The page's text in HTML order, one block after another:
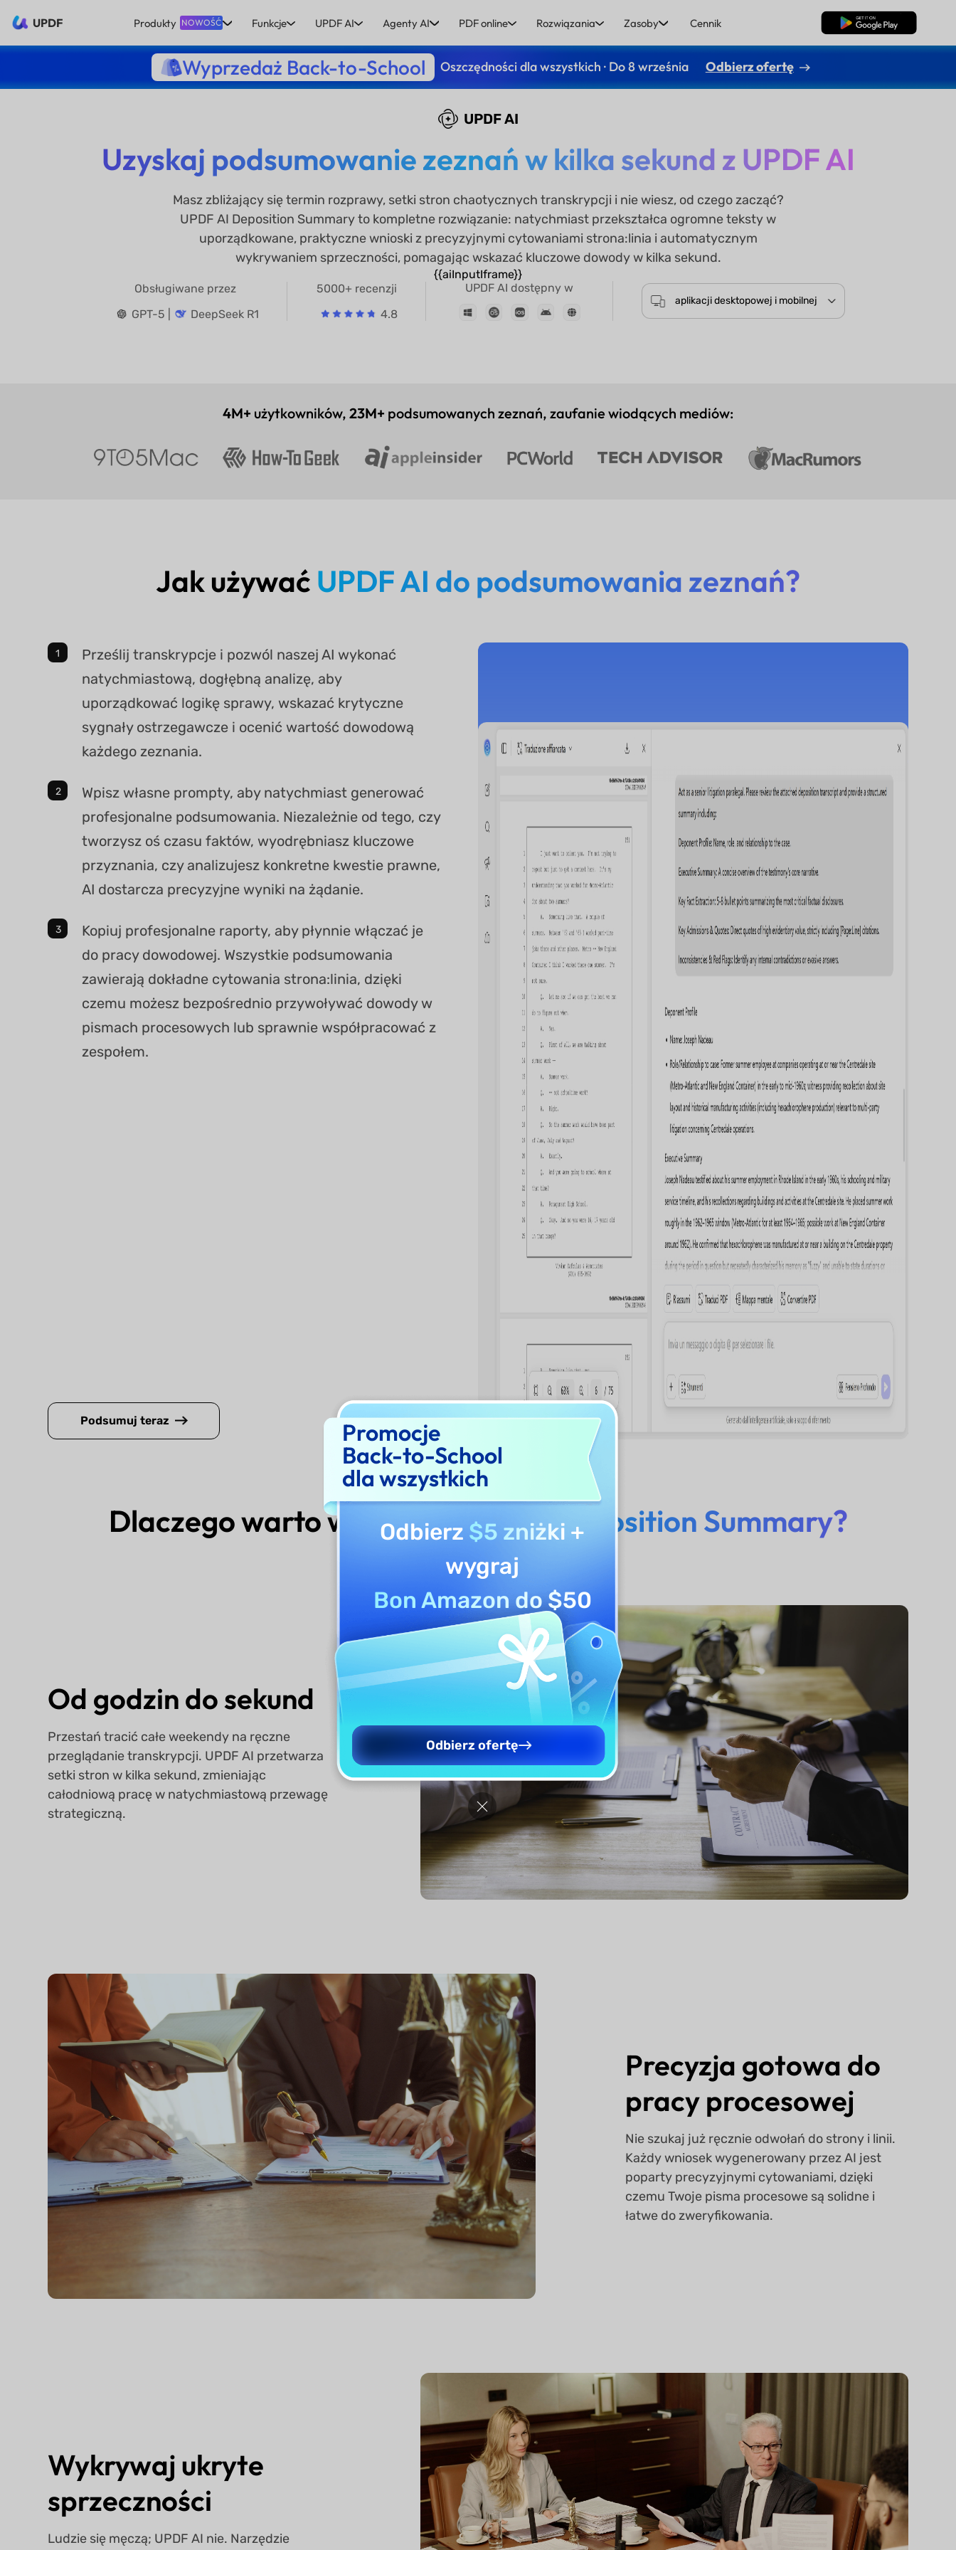
UPDF Produkty NOWOŚĆ Funkcje UPDF AI Agenty AI PDF online Rozwiązania Zasoby Cennik Pobierz za darmo
Wyprzedaż Back-to-School Oszczędności dla wszystkich · Do 8 września Odbierz ofertę
UPDF AI
Uzyskaj podsumowanie zeznań w kilka sekund z UPDF AI
Masz zbliżający się termin rozprawy, setki stron chaotycznych transkrypcji i nie wiesz, od czego zacząć?
UPDF AI Deposition Summary to kompletne rozwiązanie: natychmiast przekształca ogromne teksty w
uporządkowane, praktyczne wnioski z precyzyjnymi cytowaniami strona:linia i automatycznym
wykrywaniem sprzeczności, pomagając wskazać kluczowe dowody w kilka sekund.
{{aiInputIframe}}
Obsługiwane przez
GPT-5 |
DeepSeek R1
5000+ recenzji
4.8
UPDF AI dostępny w
aplikacji desktopowej i mobilnej
4M+ użytkowników, 23M+ podsumowanych zeznań, zaufanie wiodących mediów:
Jak używać UPDF AI do podsumowania zeznań?
Prześlij transkrypcje i pozwól naszej AI wykonać
natychmiastową, dogłębną analizę, aby
uporządkować logikę sprawy, wskazać krytyczne
sygnały ostrzegawcze i ocenić wartość dowodową
każdego zeznania.
Wpisz własne prompty, aby natychmiast generować
profesjonalne podsumowania. Niezależnie od tego, czy
tworzysz oś czasu faktów, wyodrębniasz kluczowe
przyznania, czy analizujesz konkretne kwestie prawne,
AI dostarcza precyzyjne wyniki na żądanie.
Kopiuj profesjonalne raporty, aby płynnie włączać je
do pracy dowodowej. Wszystkie podsumowania
zawierają dokładne cytowania strona:linia, dzięki
czemu możesz bezpośrednio przywoływać dowody w
pismach procesowych lub sprawnie współpracować z
zespołem.
Podsumuj teraz
Dlaczego warto wybraćUPDF AI Deposition Summary?
Od godzin do sekund
Przestań tracić całe weekendy na ręczne
przeglądanie transkrypcji. UPDF AI przetwarza
setki stron w kilka sekund, zmieniając
całodniową pracę w natychmiastową przewagę
strategiczną.
Precyzja gotowa do
pracy procesowej
Nie szukaj już ręcznie odwołań do strony i linii.
Każdy wniosek wygenerowany przez AI jest
poparty precyzyjnymi cytowaniami, dzięki
czemu Twoje pisma procesowe są solidne i
łatwe do zweryfikowania.
Wykrywaj ukryte
sprzeczności
Ludzie się męczą; UPDF AI nie. Narzędzie
Promocje
Back-to-School
dla wszystkich
Odbierz $5 zniżki +
wygraj
Bon Amazon do $50
Odbierz ofertę